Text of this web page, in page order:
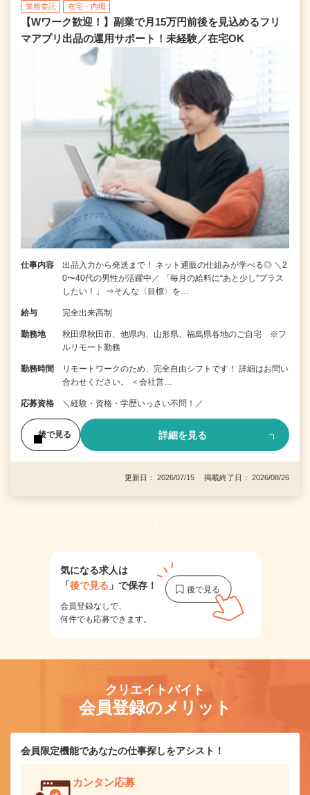
業務委託 在宅・内職
【Wワーク歓迎！】副業で月15万円前後を見込めるフリ
マアプリ出品の運用サポート！未経験／在宅OK
仕事内容
出品入力から発送まで！ ネット通販の仕組みが学べる◎ ＼2
0〜40代の男性が活躍中／ 「毎月の給料に“あと少し”プラス
したい！」 ⇒そんな〈目標〉を…
給与 完全出来高制
勤務地
秋田県秋田市、他県内、山形県、福島県各地のご自宅 ※フ
ルリモート勤務
勤務時間
リモートワークのため、完全自由シフトです！ 詳細はお問い
合わせください。 ＜会社営…
応募資格 ＼経験・資格・学歴いっさい不問！／
後で見る 詳細を見る
更新日： 2026/07/15 掲載終了日： 2026/08/26
1
気になる求人は
「後で見る 」で保存！
会員登録なしで、
何件でも応募できます。
クリエイトバイト
会員登録のメリット
会員限定機能であなたの仕事探しをアシスト！
カンタン応募